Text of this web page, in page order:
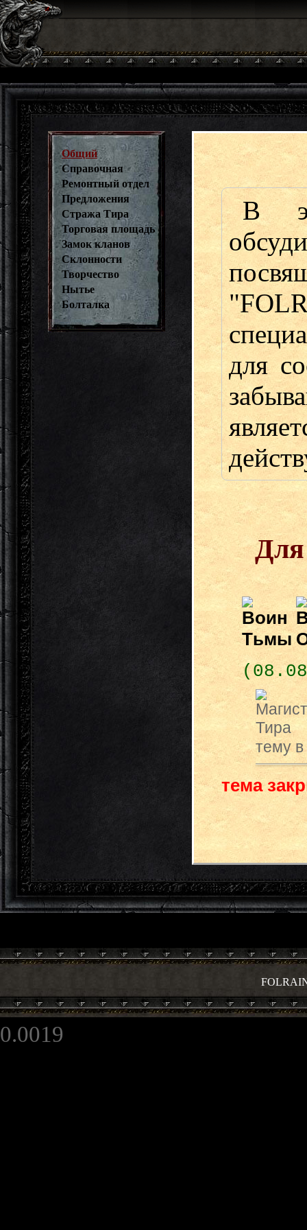
Общий
Справочная
Ремонтный отдел
Предложения
Стража Тира
Торговая площадь
Замок кланов
Склонности
Творчество
Нытье
Болталка
В
для
Для
тему
тема
0.0019